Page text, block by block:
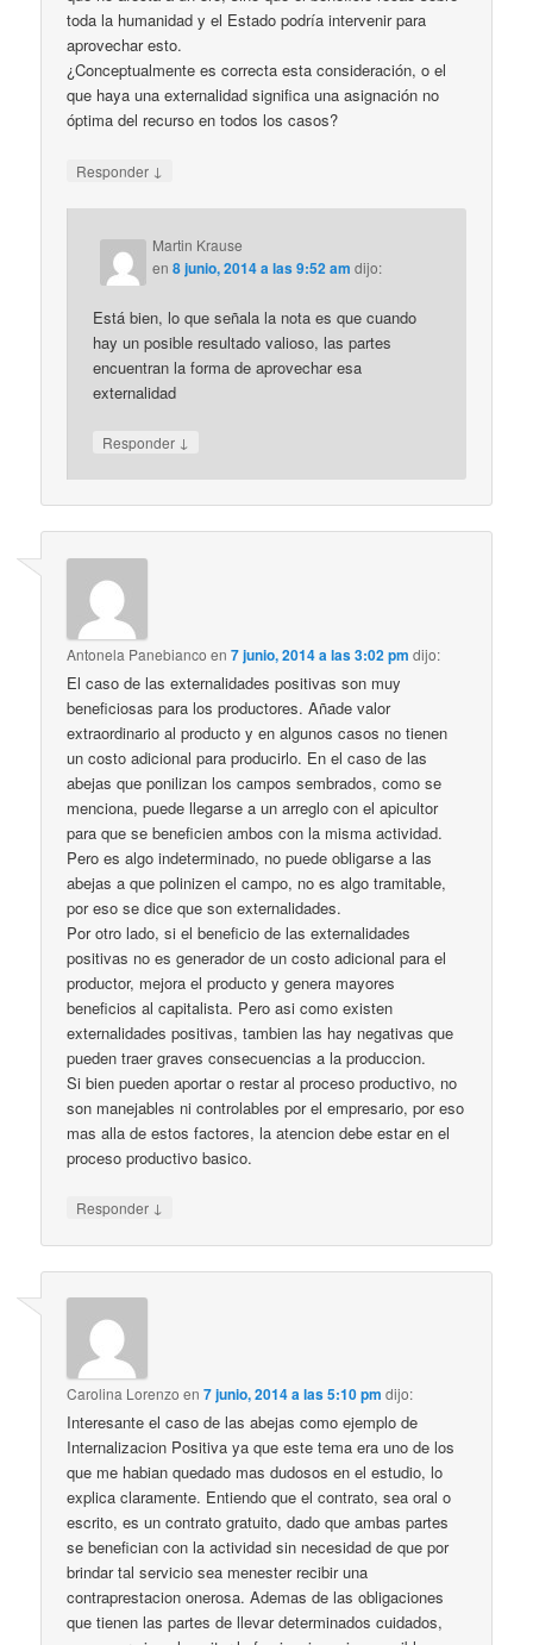
toda la humanidad y el Estado podría intervenir para
aprovechar esto.
¿Conceptualmente es correcta esta consideración, o el
que haya una externalidad significa una asignación no
óptima del recurso en todos los casos?
Responder ↓
Martin Krause
en8 junio, 2014 a las 9:52 am dijo:
Está bien, lo que señala la nota es que cuando
hay un posible resultado valioso, las partes
encuentran la forma de aprovechar esa
externalidad
Responder ↓
Antonela Panebianco en7 junio, 2014 a las 3:02 pm dijo:
El caso de las externalidades positivas son muy
beneficiosas para los productores. Añade valor
extraordinario al producto y en algunos casos no tienen
un costo adicional para producirlo. En el caso de las
abejas que ponilizan los campos sembrados, como se
menciona, puede llegarse a un arreglo con el apicultor
para que se beneficien ambos con la misma actividad.
Pero es algo indeterminado, no puede obligarse a las
abejas a que polinizen el campo, no es algo tramitable,
por eso se dice que son externalidades.
Por otro lado, si el beneficio de las externalidades
positivas no es generador de un costo adicional para el
productor, mejora el producto y genera mayores
beneficios al capitalista. Pero asi como existen
externalidades positivas, tambien las hay negativas que
pueden traer graves consecuencias a la produccion.
Si bien pueden aportar o restar al proceso productivo, no
son manejables ni controlables por el empresario, por eso
mas alla de estos factores, la atencion debe estar en el
proceso productivo basico.
Responder ↓
Carolina Lorenzo en7 junio, 2014 a las 5:10 pm dijo:
Interesante el caso de las abejas como ejemplo de
Internalizacion Positiva ya que este tema era uno de los
que me habian quedado mas dudosos en el estudio, lo
explica claramente. Entiendo que el contrato, sea oral o
escrito, es un contrato gratuito, dado que ambas partes
se benefician con la actividad sin necesidad de que por
brindar tal servicio sea menester recibir una
contraprestacion onerosa. Ademas de las obligaciones
que tienen las partes de llevar determinados cuidados,